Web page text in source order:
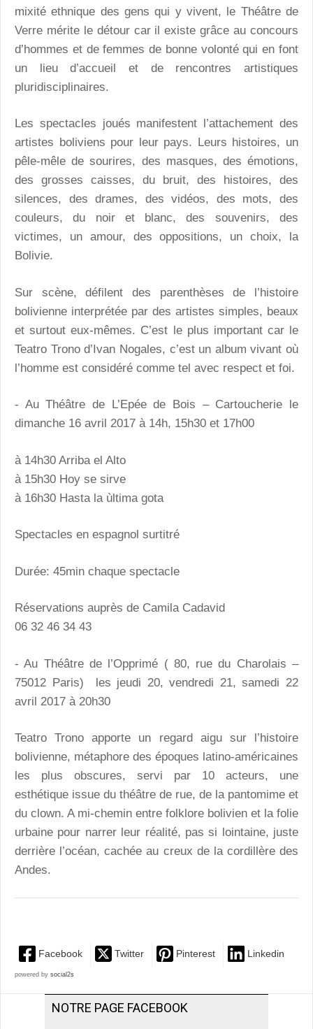
mixité ethnique des gens qui y vivent, le Théâtre de
Verre mérite le détour car il existe grâce au concours
d’hommes et de femmes de bonne volonté qui en font
un lieu d’accueil et de rencontres artistiques
pluridisciplinaires.
Les spectacles joués manifestent l’attachement des
artistes boliviens pour leur pays. Leurs histoires, un
pêle-mêle de sourires, des masques, des émotions,
des grosses caisses, du bruit, des histoires, des
silences, des drames, des vidéos, des mots, des
couleurs, du noir et blanc, des souvenirs, des
victimes, un amour, des oppositions, un choix, la
Bolivie.
Sur scène, défilent des parenthèses de l’histoire
bolivienne interprétée par des artistes simples, beaux
et surtout eux-mêmes. C’est le plus important car le
Teatro Trono d’Ivan Nogales, c’est un album vivant où
l’homme est considéré comme tel avec respect et foi.
- Au Théâtre de L’Epée de Bois – Cartoucherie le
dimanche 16 avril 2017 à 14h, 15h30 et 17h00
à 14h30 Arriba el Alto
à 15h30 Hoy se sirve
à 16h30 Hasta la ùltima gota
Spectacles en espagnol surtitré
Durée: 45min chaque spectacle
Réservations auprès de Camila Cadavid
06 32 46 34 43
- Au Théâtre de l’Opprimé ( 80, rue du Charolais –
75012 Paris) les jeudi 20, vendredi 21, samedi 22
avril 2017 à 20h30
Teatro Trono apporte un regard aigu sur l’histoire
bolivienne, métaphore des époques latino-américaines
les plus obscures, servi par 10 acteurs, une
esthétique issue du théâtre de rue, de la pantomime et
du clown. A mi-chemin entre folklore bolivien et la folie
urbaine pour narrer leur réalité, pas si lointaine, juste
derrière l’océan, cachée au creux de la cordillère des
Andes.
Facebook Twitter Pinterest Linkedin
powered by social2s
NOTRE PAGE FACEBOOK